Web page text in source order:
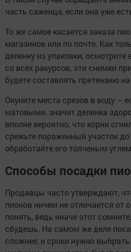
часть саженца, если она уже
То же самое касается заказа
магазинов или по почте. Как
деленку из упаковки, осмотрите
со всех ракурсов, эти снимки
будете составлять претензию
Окуните места срезов в воду –
матовыми, значит деленка
вполне вероятно, что корни
срежьте пораженный участок
обработайте его толченым
Способы посадки
Продавцы часто утверждают,
пионов ничем не отличается от
понять, ведь иначе этот
сбудешь. На самом же деле
сложнее, и сроки нужно